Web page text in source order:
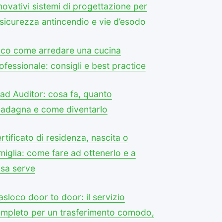
sistemi di progettazione per
antincendio e vie d’esodo
come arredare una cucina
consigli e best practice
Auditor: cosa fa, quanto
e come diventarlo
di residenza, nascita o
come fare ad ottenerlo e a
serve
door to door: il servizio
per un trasferimento comodo,